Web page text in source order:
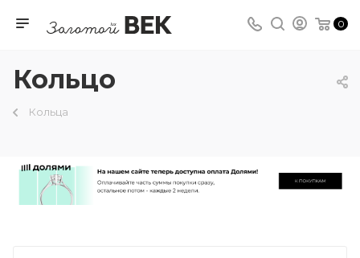
0
Кольцо
Кольца